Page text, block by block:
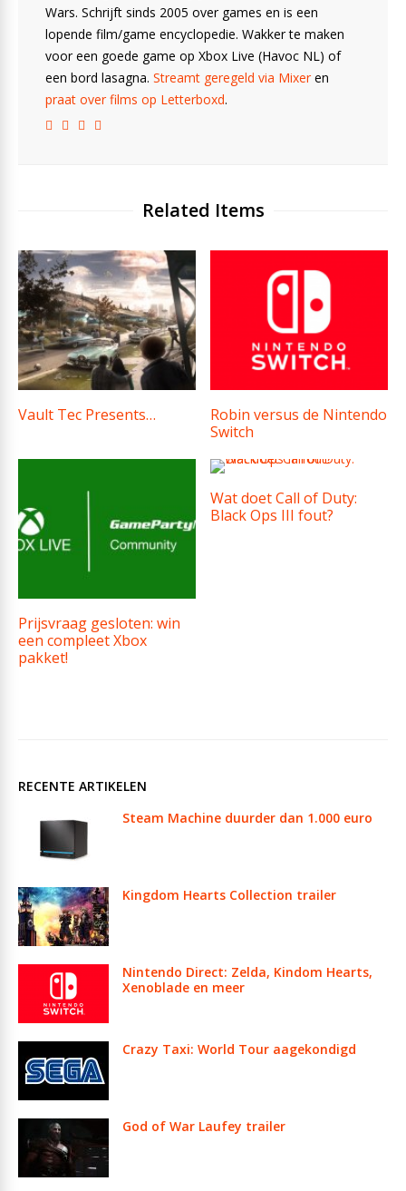
Wars. Schrijft sinds 2005 over games en is een
lopende film/game encyclopedie. Wakker te maken
voor een goede game op Xbox Live (Havoc NL) of
een bord lasagna. Streamt geregeld via Mixeren
praat over films op Letterboxd.
Related Items
Vault Tec Presents…
Robin versus de Nintendo
Switch
Prijsvraag gesloten: win
een compleet Xbox
pakket!
Wat doet Call of Duty:
Black Ops III fout?
RECENTE ARTIKELEN
Steam Machine duurder dan 1.000 euro
Kingdom Hearts Collection trailer
Nintendo Direct: Zelda, Kindom Hearts,
Xenoblade en meer
Crazy Taxi: World Tour aagekondigd
God of War Laufey trailer